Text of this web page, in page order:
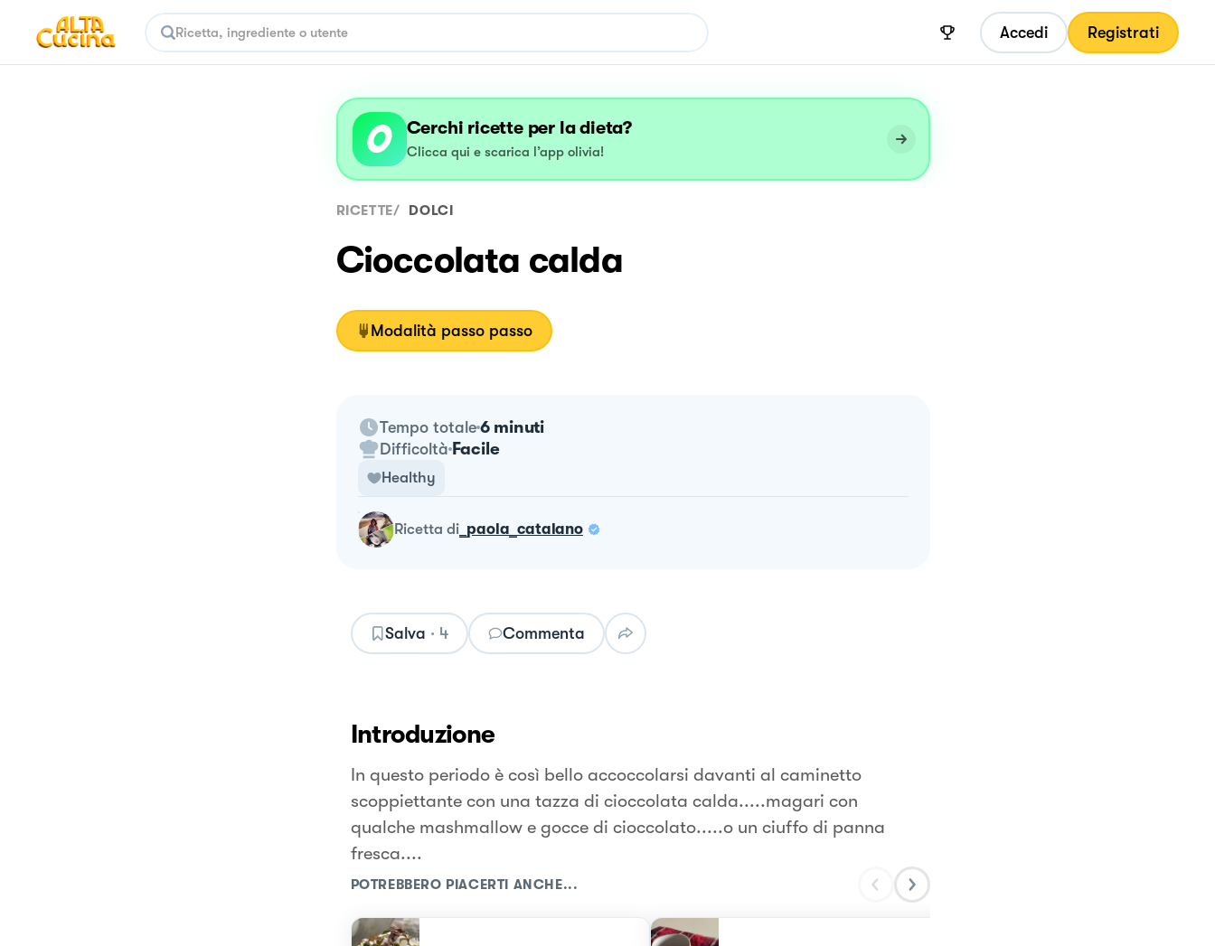
Accedi Registrati
Cerchi ricette per la dieta?
Clicca qui e scarica l’app olivia!
RICETTE/ DOLCI
Cioccolata calda
Modalità passo passo
Tempo totale 6 minuti
Difficoltà Facile
Healthy
ricetta di_paola_catalano
Salva · 4 Commenta
Introduzione
In questo periodo è così bello accoccolarsi davanti al caminetto
scoppiettante con una tazza di cioccolata calda.....magari con
qualche mashmallow e gocce di cioccolato.....o un ciuffo di panna
fresca....
POTREBBERO PIACERTI ANCHE...